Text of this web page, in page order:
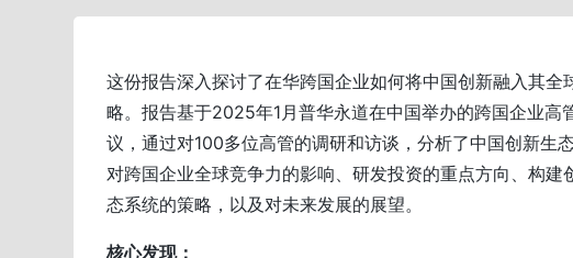
这份报告深入探讨了在华跨国企业如何将中国创新融入其全
略。报告基于2025年1月普华永道在中国举办的跨国企业高
议，通过对100多位高管的调研和访谈，分析了中国创新生
对跨国企业全球竞争力的影响、研发投资的重点方向、构建
态系统的策略，以及对未来发展的展望。
核心发现：